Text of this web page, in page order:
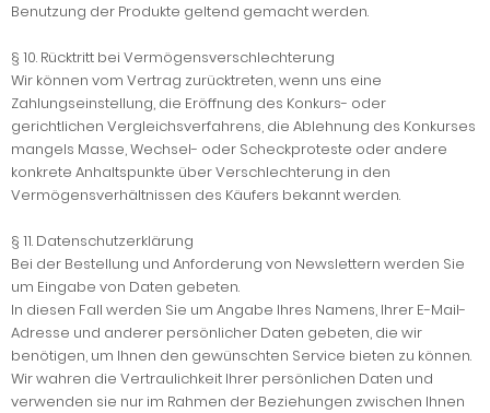
Benutzung der Produkte geltend gemacht werden.
§ 10. Rücktritt bei Vermögensverschlechterung
Wir können vom Vertrag zurücktreten, wenn uns eine
Zahlungseinstellung, die Eröffnung des Konkurs- oder
gerichtlichen Vergleichsverfahrens, die Ablehnung des Konkurses
mangels Masse, Wechsel- oder Scheckproteste oder andere
konkrete Anhaltspunkte über Verschlechterung in den
Vermögensverhältnissen des Käufers bekannt werden.
§ 11. Datenschutzerklärung
Bei der Bestellung und Anforderung von Newslettern werden Sie
um Eingabe von Daten gebeten.
In diesen Fall werden Sie um Angabe Ihres Namens, Ihrer E-Mail-
Adresse und anderer persönlicher Daten gebeten, die wir
benötigen, um Ihnen den gewünschten Service bieten zu können.
Wir wahren die Vertraulichkeit Ihrer persönlichen Daten und
verwenden sie nur im Rahmen der Beziehungen zwischen Ihnen